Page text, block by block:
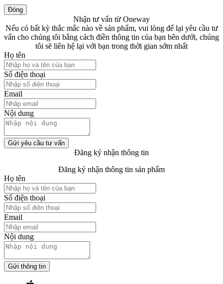
Đóng
Nhận tư vấn từ Oneway
Nếu có bất kỳ thắc mắc nào về sản phẩm, vui lòng để lại yêu cầu tư
vấn cho chúng tôi bằng cách điền thông tin của bạn bên dưới, chúng
tôi sẽ liên hệ lại với bạn trong thời gian sớm nhất
Họ tên
Số điện thoại
Email
Nội dung
Gửi yêu cầu tư vấn
Đăng ký nhận thông tin
Đăng ký nhận thông tin sản phẩm
Họ tên
Số điện thoại
Email
Nội dung
Gửi thông tin